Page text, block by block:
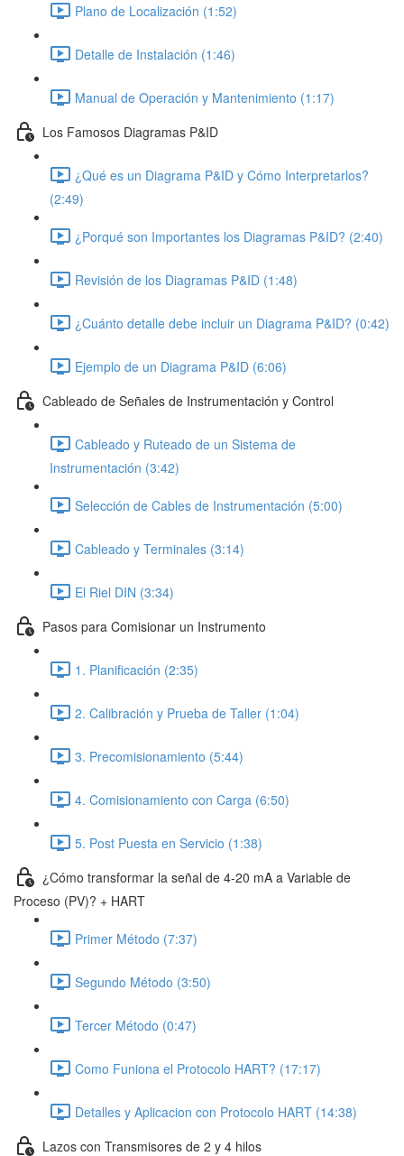
Plano de Localización (1:52)
Detalle de Instalación (1:46)
Manual de Operación y Mantenimiento (1:17)
Los Famosos Diagramas P&ID
¿Qué es un Diagrama P&ID y Cómo Interpretarlos?
(2:49)
¿Porqué son Importantes los Diagramas P&ID? (2:40)
Revisión de los Diagramas P&ID (1:48)
¿Cuánto detalle debe incluir un Diagrama P&ID? (0:42)
Ejemplo de un Diagrama P&ID (6:06)
Cableado de Señales de Instrumentación y Control
Cableado y Ruteado de un Sistema de
Instrumentación (3:42)
Selección de Cables de Instrumentación (5:00)
Cableado y Terminales (3:14)
El Riel DIN (3:34)
Pasos para Comisionar un Instrumento
1. Planificación (2:35)
2. Calibración y Prueba de Taller (1:04)
3. Precomisionamiento (5:44)
4. Comisionamiento con Carga (6:50)
5. Post Puesta en Servicio (1:38)
¿Cómo transformar la señal de 4-20 mA a Variable de
Proceso (PV)? + HART
Primer Método (7:37)
Segundo Método (3:50)
Tercer Método (0:47)
Como Funiona el Protocolo HART? (17:17)
Detalles y Aplicacion con Protocolo HART (14:38)
Lazos con Transmisores de 2 y 4 hilos